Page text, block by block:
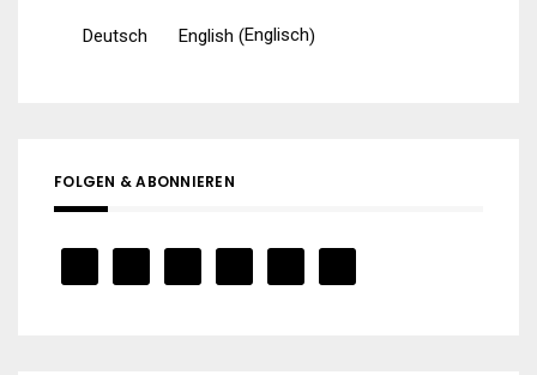
Deutsch English (Englisch)
FOLGEN & ABONNIEREN